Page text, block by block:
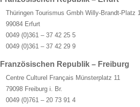
Thüringen Tourismus Gmbh Willy-Brandt-Platz 1
99084 Erfurt
0049 (0)361 – 37 42 25 5
0049 (0)361 – 37 42 29 9
Republik – Freiburg
Centre Culturel Français Münsterplatz 11
79098 Freiburg i. Br.
0049 (0)761 – 20 73 91 4